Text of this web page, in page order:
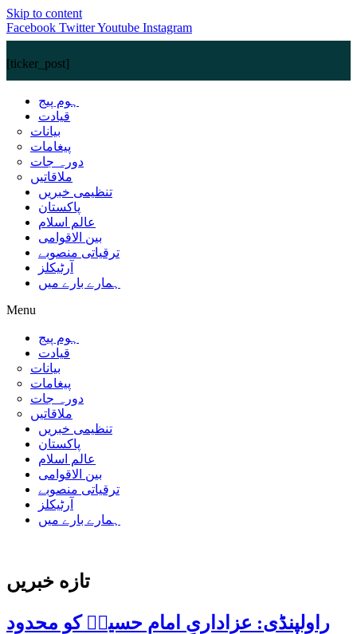
Skip to content
Facebook TwitterYoutube Instagram
[ticker_post]
ہوم پیج
قیادت
بیانات
پیغامات
دورہ جات
ملاقاتیں
تنظیمی خبریں
پاکستان
عالم اسلام
بین الاقوامی
ترقیاتی منصوبے
آرٹیکلز
ہمارے بارے میں
Menu
ہوم پیج
قیادت
بیانات
پیغامات
دورہ جات
ملاقاتیں
تنظیمی خبریں
پاکستان
عالم اسلام
بین الاقوامی
ترقیاتی منصوبے
آرٹیکلز
ہمارے بارے میں
تازه خبریں
راولپنڈی: عزاداریِ امام حسینؑ کو محدود